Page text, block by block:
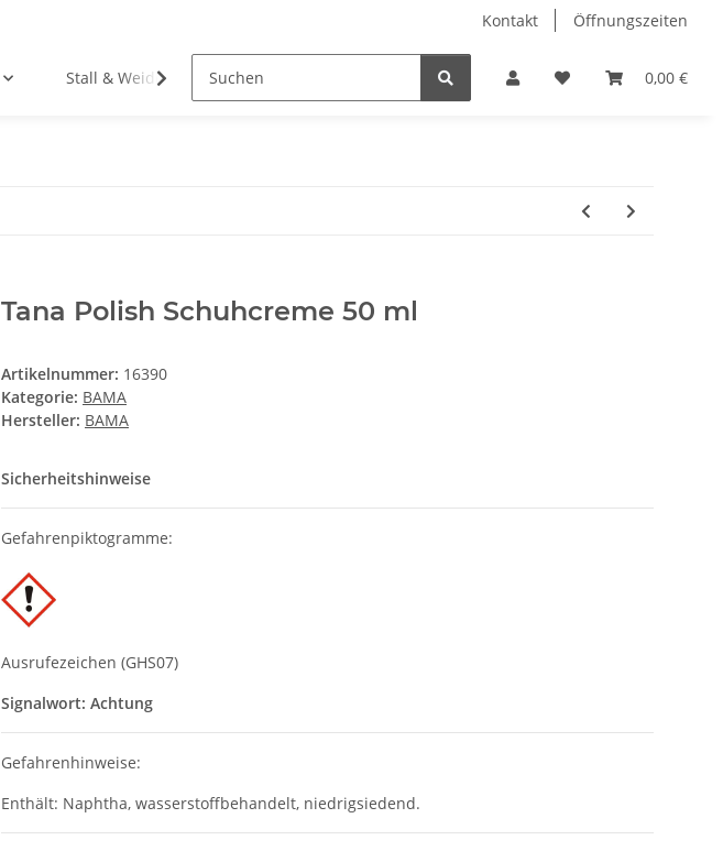
Kontakt Öffnungszeiten
0,00 €
Stall & Weide Hobby Horse Dienstleistungen Geschenkartikel &
Tana Polish Schuhcreme 50 ml
Artikelnummer: 16390
Kategorie: BAMA
Hersteller: BAMA
Sicherheitshinweise
Gefahrenpiktogramme:
Ausrufezeichen (GHS07)
Signalwort: Achtung
Gefahrenhinweise:
Enthält: Naphtha, wasserstoffbehandelt, niedrigsiedend.